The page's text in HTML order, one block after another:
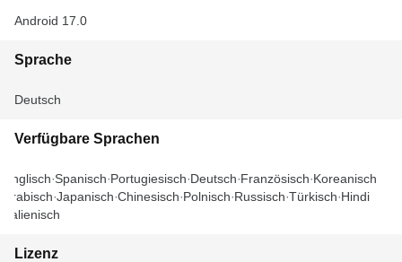
Android 17.0
Sprache
Deutsch
Verfügbare Sprachen
Englisch Spanisch Portugiesisch Deutsch Französisch Koreanisch
Arabisch Japanisch Chinesisch Polnisch Russisch Türkisch Hindi
Italienisch
Lizenz